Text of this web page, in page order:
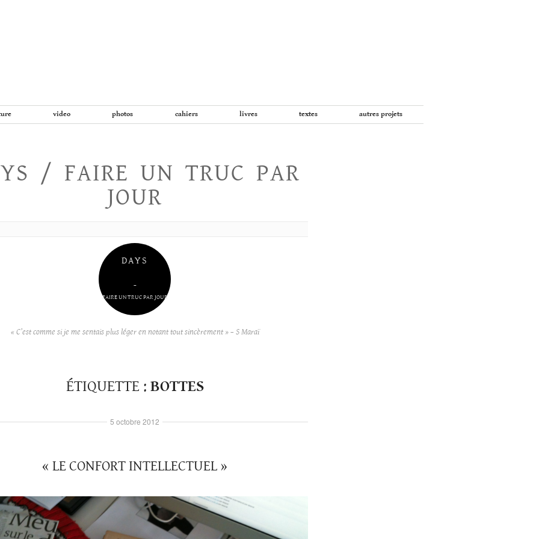
video photos cahiers livres textes autres projets
/ FAIRE UN TRUC PAR
JOUR
DAYS
–
FAIRE UN TRUC PAR JOUR
« C’est comme si je me sentais plus léger en notant tout sincèrement » – S Maraï
ÉTIQUETTE : BOTTES
« LE CONFORT INTELLECTUEL »
5 octobre 2012